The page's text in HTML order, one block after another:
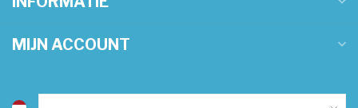
MIJN ACCOUNT